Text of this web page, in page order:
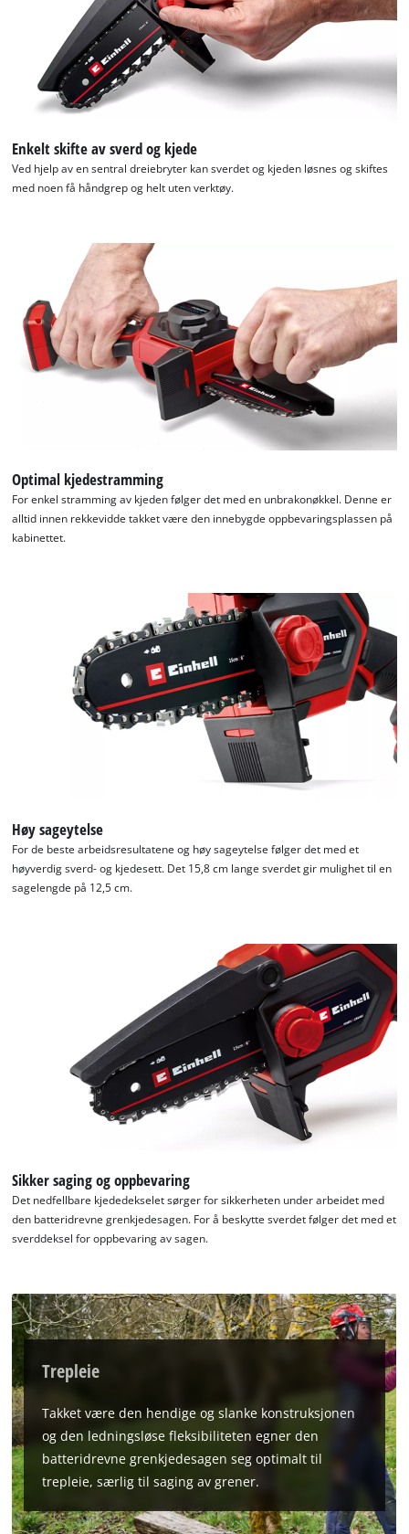
We need your consent to load the
Google Maps service!
to trackers that are not disclosed to the
visitor. The website owner needs to setup
the site with their CMP to add this content
Powered by
Enkelt skifte av sverd og kjede
Ved hjelp av en sentral dreiebryter kan sverdet og kjeden løsnes og skiftes
med noen få håndgrep og helt uten verktøy.
Optimal kjedestramming
For enkel stramming av kjeden følger det med en unbrakonøkkel. Denne er
alltid innen rekkevidde takket være den innebygde oppbevaringsplassen på
kabinettet.
Høy sageytelse
For de beste arbeidsresultatene og høy sageytelse følger det med et
høyverdig sverd- og kjedesett. Det 15,8 cm lange sverdet gir mulighet til en
sagelengde på 12,5 cm.
Sikker saging og oppbevaring
Det nedfellbare kjededekselet sørger for sikkerheten under arbeidet med
den batteridrevne grenkjedesagen. For å beskytte sverdet følger det med et
sverddeksel for oppbevaring av sagen.
Trepleie
Takket være den hendige og slanke konstruksjonen
og den ledningsløse fleksibiliteten egner den
batteridrevne grenkjedesagen seg optimalt til
trepleie, særlig til saging av grener.